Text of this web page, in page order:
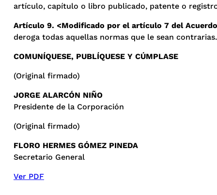
artículo, capítulo o libro publicado, patente o
Artículo 9. <Modificado por el artículo 7 del
deroga todas aquellas normas que le sean contrarias.
COMUNÍQUESE, PUBLÍQUESE Y CÚMPLASE
(Original firmado)
JORGE ALARCÓN NIÑO
Presidente de la Corporación
(Original firmado)
FLORO HERMES GÓMEZ PINEDA
Secretario General
Ver PDF